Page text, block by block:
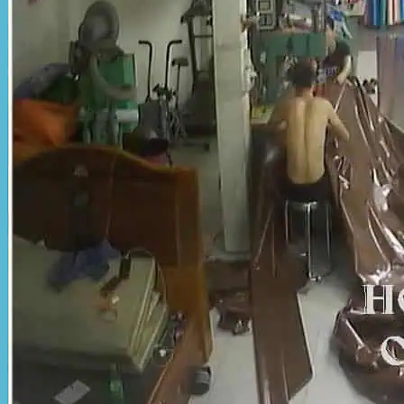
Hòa Phát Đạt
Giới thiệu Hòa Phát Đạt
Sản Phẩm
Sản Phẩm Bạt Che Ngoài Trời
Bạt che nắng mưa
Bạt kéo ngoài trời
Bạt che tự cuốn
Bạt nhựa xanh cam
Bạt sọc 3 màu
Màng chống thấm HDPE
Sản Phẩm Dù Che Ngoài Trời
Dù che nắng
Dù che quán cafe
Dù che sự kiện
Dù lệch tâm
Sản Phẩm Mái Che Di Động
Mái hiên di động
Mái xếp di động
Nhà bạt di động